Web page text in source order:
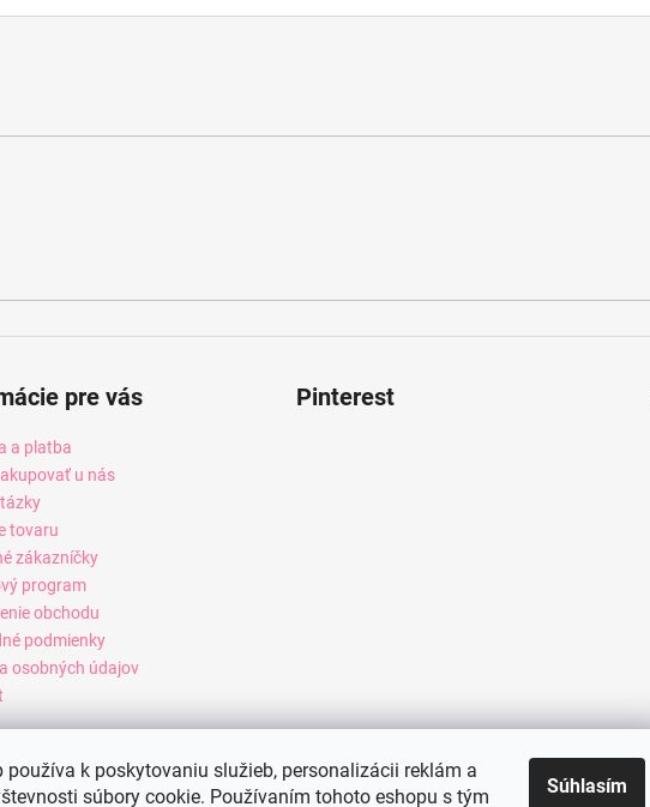
používa k poskytovaniu služieb, personalizácii reklám a
súbory cookie. Používaním tohoto eshopu s tým
Súhlasím
pre vás
a platba
u nás
tovaru
zákazníčky
program
obchodu
podmienky
osobných údajov
Pinterest